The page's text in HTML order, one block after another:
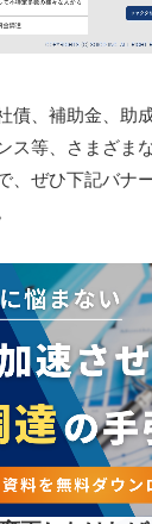
債、補助金、助
ス等、さまざま
、ぜひ下記バナ